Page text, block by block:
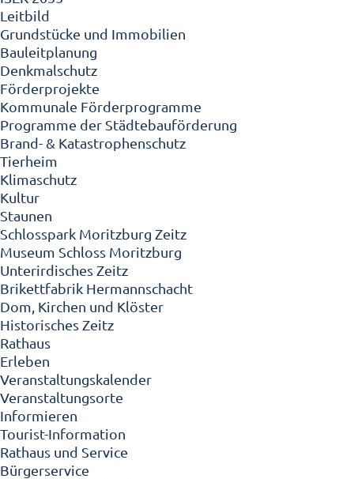
Leitbild
Grundstücke und Immobilien
Bauleitplanung
Denkmalschutz
Förderprojekte
Kommunale Förderprogramme
Programme der Städtebauförderung
Brand- & Katastrophenschutz
Tierheim
Klimaschutz
Kultur
Staunen
Schlosspark Moritzburg Zeitz
Museum Schloss Moritzburg
Unterirdisches Zeitz
Brikettfabrik Hermannschacht
Dom, Kirchen und Klöster
Historisches Zeitz
Rathaus
Erleben
Veranstaltungskalender
Veranstaltungsorte
Informieren
Tourist-Information
Rathaus und Service
Bürgerservice